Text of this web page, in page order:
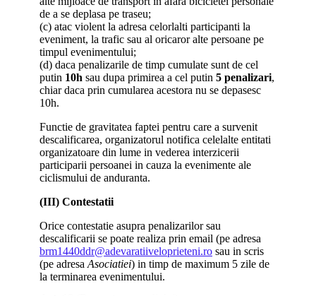
de a se deplasa pe traseu;
(c) atac violent la adresa celorlalti participanti la
eveniment, la trafic sau al oricaror alte persoane pe
timpul evenimentului;
(d) daca penalizarile de timp cumulate sunt de cel
putin 10h sau dupa primirea a cel putin 5 penalizari,
chiar daca prin cumularea acestora nu se depasesc
10h.
Functie de gravitatea faptei pentru care a survenit
descalificarea, organizatorul notifica celelalte entitati
organizatoare din lume in vederea interzicerii
participarii persoanei in cauza la evenimente ale
ciclismului de anduranta.
(III) Contestatii
Orice contestatie asupra penalizarilor sau
descalificarii se poate realiza prin email (pe adresa
brm1440ddr@adevaratiiveloprieteni.ro sau in scris
(pe adresa Asociatiei) in timp de maximum 5 zile de
la terminarea evenimentului.